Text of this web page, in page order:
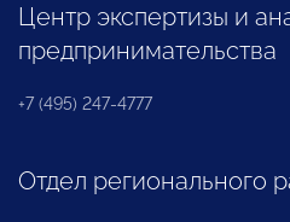
Центр экспертизы и
предпринимательства
+7 (495) 247-4777
Отдел регионального